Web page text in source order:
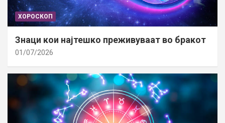
ХОРОСКОП
Знаци кои најтешко преживуваат во бракот
01/07/2026